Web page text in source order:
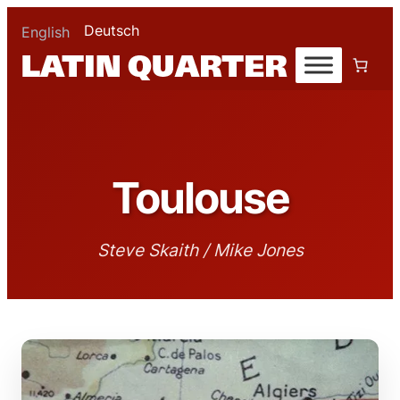
English Deutsch
Toulouse
Steve Skaith / Mike Jones